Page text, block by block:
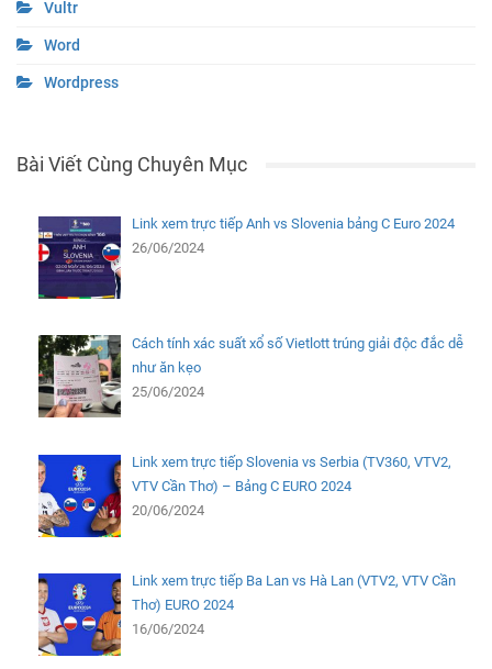
Vultr
Word
Wordpress
Bài Viết Cùng Chuyên Mục
Link xem trực tiếp Anh vs Slovenia bảng C Euro 2024
26/06/2024
Cách tính xác suất xổ số Vietlott trúng giải độc đắc dễ
như ăn kẹo
25/06/2024
Link xem trực tiếp Slovenia vs Serbia (TV360, VTV2,
VTV Cần Thơ) – Bảng C EURO 2024
20/06/2024
Link xem trực tiếp Ba Lan vs Hà Lan (VTV2, VTV Cần
Thơ) EURO 2024
16/06/2024